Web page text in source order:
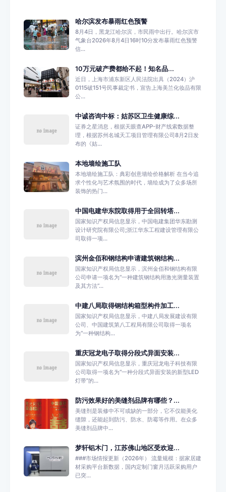
哈尔滨发布暴雨红色预警
8月4日，黑龙江哈尔滨，市民雨中出行。哈尔滨市
气象台2026年8月4日16时10分发布暴雨红色预警
信...
10万元破产费都给不起！知名品...
近日，上海市浦东新区人民法院出具（2024）沪
0115破151号民事裁定书，宣告上海美兰化妆品有限
公...
中诚咨询中标：姑苏区卫生健康综...
证券之星消息，根据天眼查APP-财产线索数据整
理，根据苏州名城天工项目管理有限公司8月2日发
布的《姑...
本地墙绘施工队
本地墙绘施工队：典彩创意墙绘价格解析 在当今追
求个性化与艺术氛围的时代，墙绘成为了众多场所
装饰的热门...
中国电建华东院取得用于全回转塔...
国家知识产权局信息显示，中国电建集团华东勘测
设计研究院有限公司;浙江华东工程建设管理有限公
司取得一项...
滨州金佰和钢结构申请建筑钢结构...
国家知识产权局信息显示，滨州金佰和钢结构有限
公司申请一项名为“一种建筑钢结构用激光测量装置
及其方法”...
中建八局取得钢结构箱型构件加工...
国家知识产权局信息显示，中建八局发展建设有限
公司、中国建筑第八工程局有限公司取得一项名
为“一种钢结构...
重庆冠龙电子取得分段式异面安装...
国家知识产权局信息显示，重庆冠龙电子科技有限
公司取得一项名为“一种分段式异面安装的新型LED
灯带”的...
防污效果好的美缝剂品牌有哪些？...
美缝剂是装修中不可或缺的一部分，它不仅能美化
缝隙，还能起到防污、防水、防霉等作用。在众多
美缝剂品牌中...
梦轩铝木门，江苏佛山地区受欢迎...
###市场情报更新（2026年） 流量规模：据家居建
材采购平台新数据，国内定制门窗月活跃采购用户
已突...